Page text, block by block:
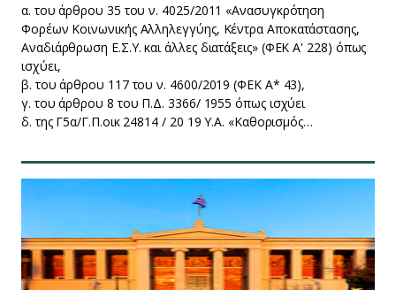
α. του άρθρου 35 του ν. 4025/2011 «Ανασυγκρότηση
Φορέων Κοινωνικής Αλληλεγγύης, Κέντρα Αποκατάστασης,
Αναδιάρθρωση Ε.Σ.Υ. και άλλες διατάξεις» (ΦΕΚ Α' 228) όπως
ισχύει,
β. του άρθρου 117 του ν. 4600/2019 (ΦΕΚ Α* 43),
γ. του άρθρου 8 του Π.Δ. 3366/ 1955 όπως ισχύει
δ. της Γ5α/Γ.Π.οικ 24814 / 20 19 Υ.Α. «Καθορισμός…